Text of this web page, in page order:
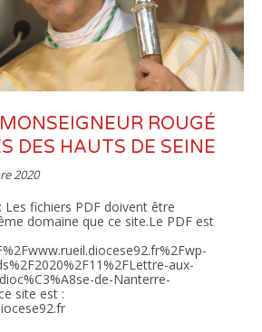
ROUGÉ
DES HAUTS DE SEINE
2020
Les fichiers PDF doivent être
domaine que ce site.Le PDF est
aux-
de-Nanterre-
site est :